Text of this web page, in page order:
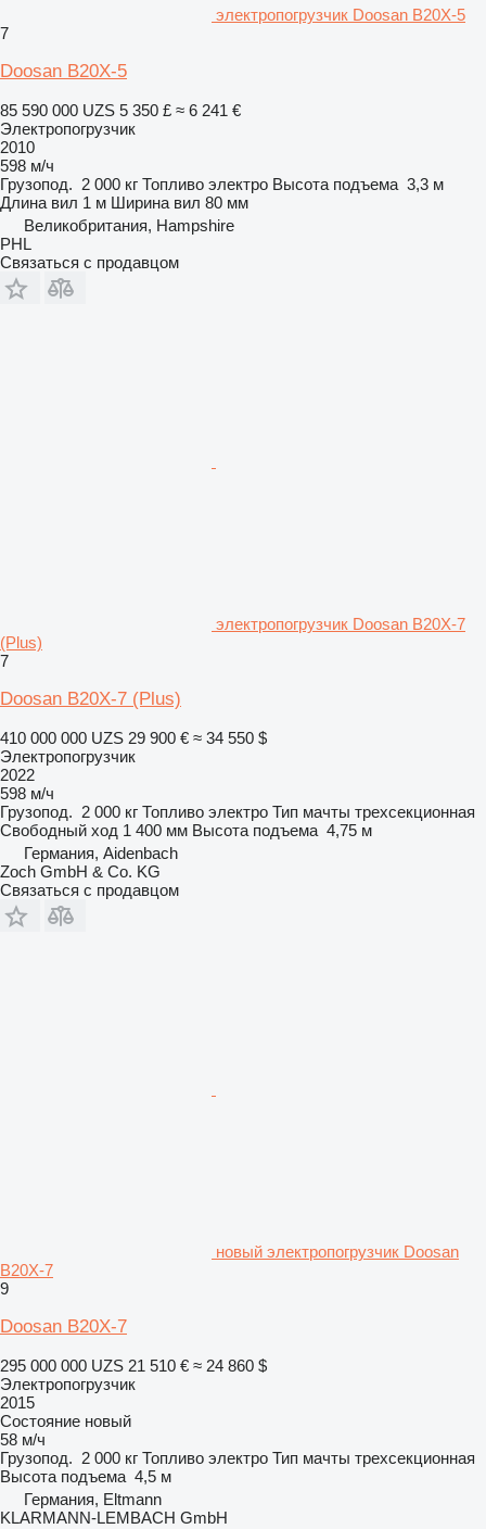
электропогрузчик Doosan B20X-5
7
Doosan B20X-5
85 590 000 UZS 5 350 £ ≈ 6 241 €
Электропогрузчик
2010
598 м/ч
Грузопод. 2 000 кг Топливо электро Высота подъема 3,3 м
Длина вил 1 м Ширина вил 80 мм
Великобритания, Hampshire
PHL
Связаться с продавцом
электропогрузчик Doosan B20X-7
(Plus)
7
Doosan B20X-7 (Plus)
410 000 000 UZS 29 900 € ≈ 34 550 $
Электропогрузчик
2022
598 м/ч
Грузопод. 2 000 кг Топливо электро Тип мачты трехсекционная
Свободный ход 1 400 мм Высота подъема 4,75 м
Германия, Aidenbach
Zoch GmbH & Co. KG
Связаться с продавцом
новый электропогрузчик Doosan
B20X-7
9
Doosan B20X-7
295 000 000 UZS 21 510 € ≈ 24 860 $
Электропогрузчик
2015
Состояние новый
58 м/ч
Грузопод. 2 000 кг Топливо электро Тип мачты трехсекционная
Высота подъема 4,5 м
Германия, Eltmann
KLARMANN-LEMBACH GmbH